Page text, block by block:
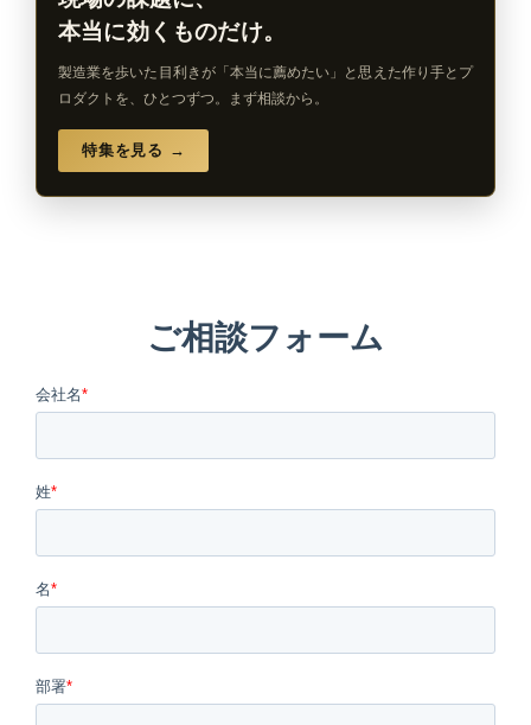
本当に効くものだけ。
製造業を歩いた目利きが「本当に薦めたい」と思えた作り手とプ
ロダクトを、ひとつずつ。まず相談から。
特集を見る →